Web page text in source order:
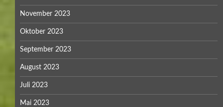
November 2023
Oktober 2023
September 2023
August 2023
Juli 2023
Mai 2023